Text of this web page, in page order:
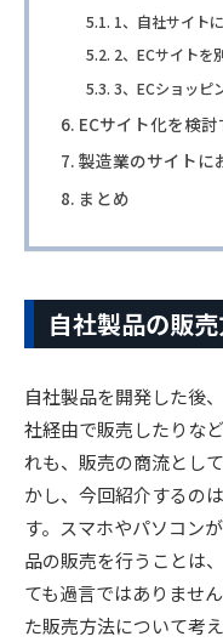
1、自社サイト
2、ECサイトを
3、ECショッピ
ECサイト化を検
製造業のサイトに
まとめ
自社製品の販
自社製品を開発した後
社経由で販売したりな
れも、販売の商流とし
かし、今回紹介するの
す。スマホやパソコン
品の販売を行うことは
ても過言ではありませ
た販売方法について考